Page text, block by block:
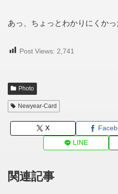
あっ、ちょっとわかりにくか
Post Views: 2,741
Photo
Newyear-Card
X
LINE
関連記事